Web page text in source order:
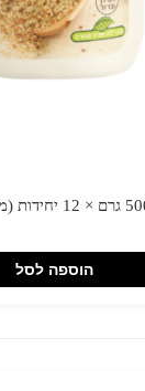
הוספה לסל